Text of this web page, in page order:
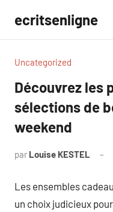
contenu
ecritsenligne
Uncategorized
Découvrez les
sélections de
weekend
par Louise KESTEL
Les ensembles
un choix judicieux